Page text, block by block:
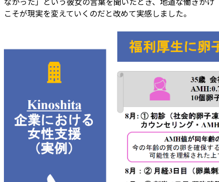
こそが現実を変えていくのだと改めて実感しました。